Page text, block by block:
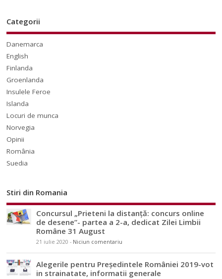
Categorii
Danemarca
English
Finlanda
Groenlanda
Insulele Feroe
Islanda
Locuri de munca
Norvegia
Opinii
România
Suedia
Stiri din Romania
Concursul „Prieteni la distanță: concurs online
de desene”- partea a 2-a, dedicat Zilei Limbii
Române 31 August
21 iulie 2020 - Niciun comentariu
Alegerile pentru Președintele României 2019-vot
in strainatate, informatii generale